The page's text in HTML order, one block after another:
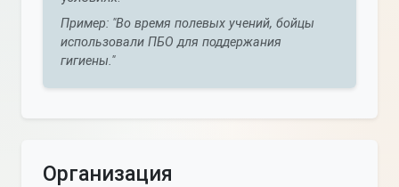
Пример: "Во время полевых учений, бойцы
использовали ПБО для поддержания
гигиены."
Организация